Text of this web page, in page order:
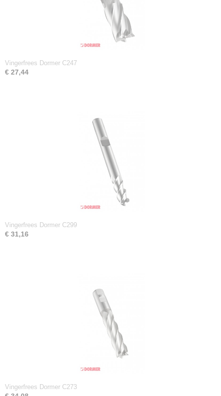
Vingerfrees Dormer C247
€ 27,44
Vingerfrees Dormer C299
€ 31,16
Vingerfrees Dormer C273